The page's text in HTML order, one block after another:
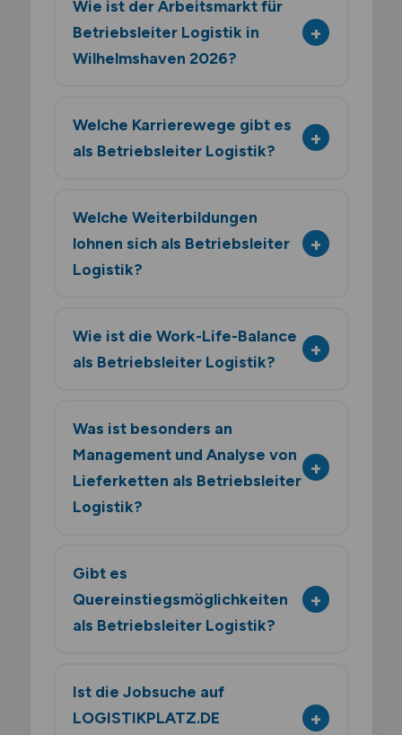
Wie ist der Arbeitsmarkt für
Betriebsleiter Logistik in
Wilhelmshaven 2026?
Welche Karrierewege gibt es
als Betriebsleiter Logistik?
Welche Weiterbildungen
lohnen sich als Betriebsleiter
Logistik?
Wie ist die Work-Life-Balance
als Betriebsleiter Logistik?
Was ist besonders an
Management und Analyse von
Lieferketten als Betriebsleiter
Logistik?
Gibt es
Quereinstiegsmöglichkeiten
als Betriebsleiter Logistik?
Ist die Jobsuche auf
LOGISTIKPLATZ.DE